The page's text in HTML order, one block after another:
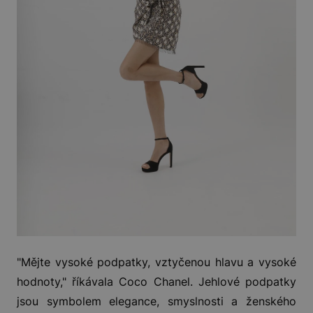
"Mějte vysoké podpatky, vztyčenou hlavu a vysoké
hodnoty," říkávala Coco Chanel. Jehlové podpatky
jsou symbolem elegance, smyslnosti a ženského